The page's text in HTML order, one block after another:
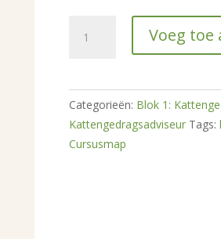
Online
basis
Kattengedrag
hoeveelheid
Voeg toe
Categorieën: Blok 1:
Kattengedragsadviseur Tags:
Cursusmap